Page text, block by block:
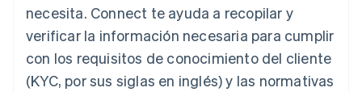
necesita. Connect te ayuda a recopilar y
verificar la información necesaria para cumplir
con los requisitos de conocimiento del cliente
(KYC, por sus siglas en inglés) y las normativas